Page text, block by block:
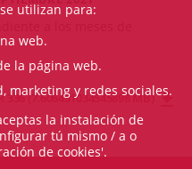
336 (7.606451034545898 MB)
utilizan para:
web.
la página web.
marketing y redes sociales.
la instalación de
tú mismo / a o
de cookies'.